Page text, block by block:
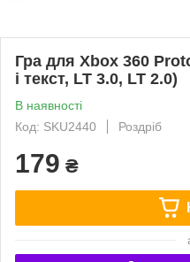
Гра для Xbox 360
і текст, LT 3.0, LT 2.0)
В наявності
Код: SKU2440
Роздріб
179 ₴